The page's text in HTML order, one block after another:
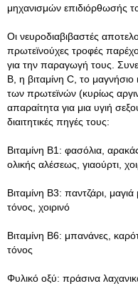
μηχανισμών επιδιόρθωσής
Οι νευροδιαβιβαστές
πρωτεϊνούχες τροφές
για την παραγωγή τους.
Β, η βιταμίνη C, το μαγνήσιο
των πρωτεϊνών (κυρίως
απαραίτητα για μια υγιή
διαιτητικές πηγές τους:
Βιταμίνη Β1: φασόλια,
ολικής αλέσεως, γιαούρτι,
Βιταμίνη Β3: παντζάρι, μαγιά
τόνος, χοιρινό
Βιταμίνη Β6: μπανάνες,
τόνος
Φυλικό οξύ: πράσινα